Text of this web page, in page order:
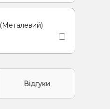
Полуниця, Лайм
Холодок, Маракуя
Відгуки